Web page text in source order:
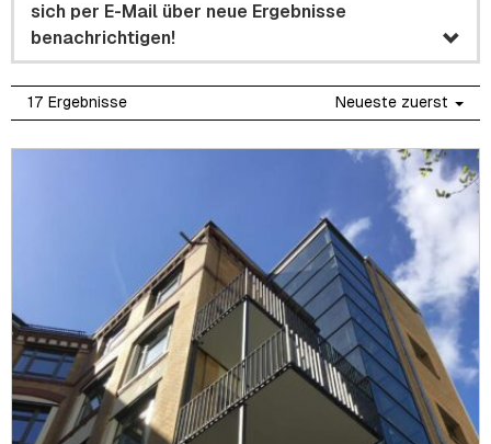
sich per E-Mail über neue Ergebnisse
benachrichtigen!
17 Ergebnisse Neueste zuerst